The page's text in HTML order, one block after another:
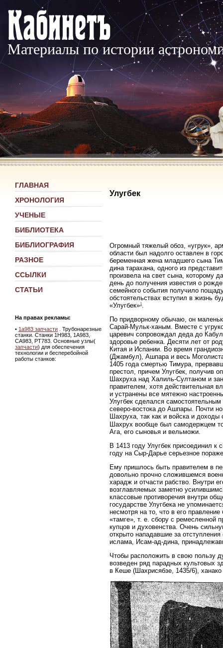
Материалы по истории
ГЛАВНАЯ
ХРОНОЛОГИЯ
УЧЕНЫЕ
БИБЛИОТЕКА
БИБЛИОГРАФИЯ
РАЗНОЕ
ССЫЛКИ
СТАТЬИ
На правах рекламы:
• 1а983 запчасти . Трубонарезные
станки. Станки 1Н983, 1А983,
СА983, РТ783. Основные узлы(
запчасти) для обеспечения
технологии и бесперебойной
работы станков:
Улугбек
Огромный тяжелый обоз, «угрук»,
области был надолго оставлен в
беременная жена младшего сына
дина тарахана, одного из
произвела на свет сына, которому
день до получения известия о
семейного события получило
обстоятельствах вступил в жизнь
«Улугбек»1.
По придворному обычаю, он
Сарай-Мульк-ханым. Вместе с
царевич сопровождал деда до
здоровье ребенка. Десяти лет от
Китая и Испании. Во время
(Джамбул), Ашпара и весь
1405 года смертью Тимура,
престол, причем Улугбек, получив
Шахруха над Халиль-Султаном и
правителем, хотя действительная
и устранены все мятежно
Улугбек сделался
северо-востока до Ашпары. Почти
Шахруха, так как и войска и доходы
Шахрух вообще был самодержцем
Ага, его сыновья и вельможи.
В 1413 году Улугбек присоединил
году на Сыр-Дарье серьезное
Ему пришлось быть правителем в
довольно прочно сложившемся
харадж и отчасти рабство. Внутри
возглавляемых заметно
классовые противоречия внутри
государстве Улугбека не
несмотря на то, что в его
«тамге», т. е. сбору с ремесленной
купцов и духовенства. Очень
открыто нападавшие за
ислама, Исам-ад-дина,
Чтобы расположить в свою пользу
возведен ряд парадных культовых
в Кеше (Шахрисябзе, 1435/6),